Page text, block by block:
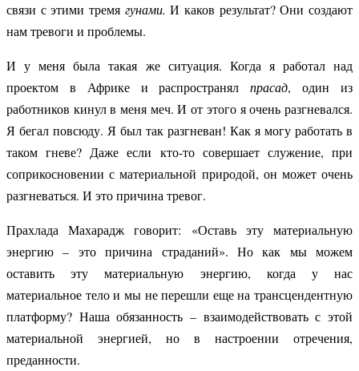
связи с этими тремя гунами. И каков результат? Они создают
нам тревоги и проблемы.
И у меня была такая же ситуация. Когда я работал над
проектом в Африке и распространялпрасад, один из
работников кинул в меня меч. И от этого я очень разгневался.
Я бегал повсюду. Я был так разгневан! Как я могу работать в
таком гневе? Даже если кто-то совершает служение, при
соприкосновении с материальной природой, он может очень
разгневаться. И это причина тревог.
Прахлада Махарадж говорит: «Оставь эту материальную
энергию – это причина страданий». Но как мы можем
оставить эту материальную энергию, когда у нас
материальное тело и мы не перешли еще на трансцендентную
платформу? Наша обязанность – взаимодействовать с этой
материальной энергией, но в настроении отречения,
преданности.